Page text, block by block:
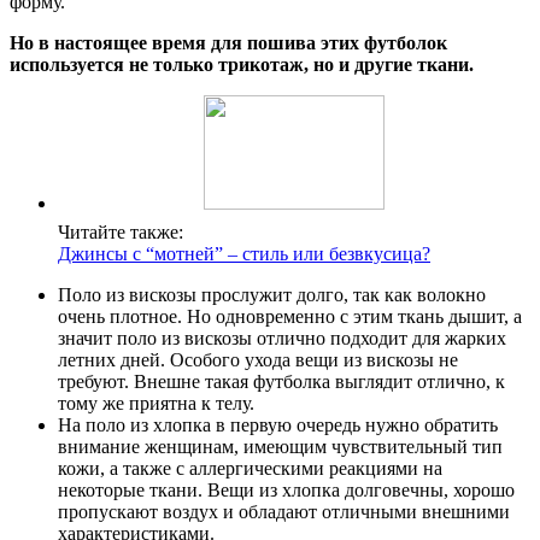
Но в настоящее время для пошива этих футболок
используется не только трикотаж, но и другие ткани.
Читайте также:
Джинсы с “мотней” – стиль или безвкусица?
Поло из вискозы прослужит долго, так как волокно
очень плотное. Но одновременно с этим ткань дышит, а
значит поло из вискозы отлично подходит для жарких
летних дней. Особого ухода вещи из вискозы не
требуют. Внешне такая футболка выглядит отлично, к
тому же приятна к телу.
На поло из хлопка в первую очередь нужно обратить
внимание женщинам, имеющим чувствительный тип
кожи, а также с аллергическими реакциями на
некоторые ткани. Вещи из хлопка долговечны, хорошо
пропускают воздух и обладают отличными внешними
характеристиками.